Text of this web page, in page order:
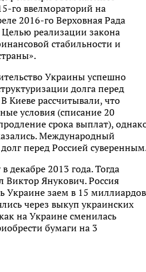
го ввелмораторий на
2016-го Верховная Рада
Целью реализации закона
стабильности и
Украины успешно
долга перед
Киеве рассчитывали, что
условия (списание 20
срока выплат),
Международный
перед Россией
декабре 2013 года. Тогда
Янукович. Россия
Украине заем в 15 миллиардов
через выкуп украинских
на Украине сменилась
бумаги на 3